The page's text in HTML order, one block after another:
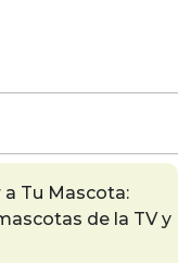
a Tu Mascota:
de la TV y